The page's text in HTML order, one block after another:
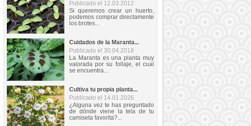
Publicado el 12.03.2012
Si queremos crear un huerto,
podemos comprar directamente
los brotes...
Cuidados de la Maranta...
Publicado el 30.04.2018
La Maranta es una planta muy
valorada por su follaje, el cual
se encuentra...
Cultiva tu propia planta...
Publicado el 14.01.2026
¿Alguna vez te has preguntado
de dónde viene la tela de tu
camiseta favorita?...